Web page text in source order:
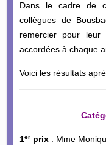
Dans le cadre de
collègues de
remercier pour leur
accordées à chaque
Voici les résultats
1erprix : Mme